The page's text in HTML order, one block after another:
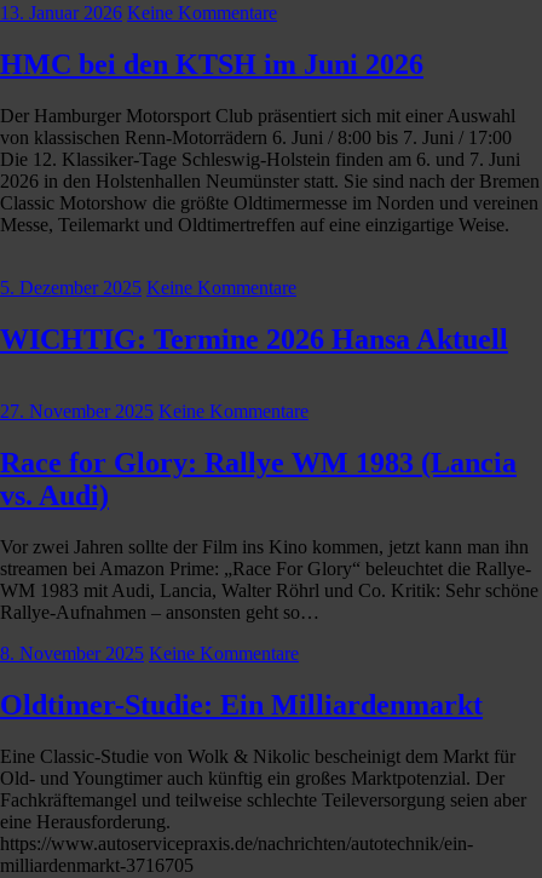
13. Januar 2026 Keine Kommentare
HMC bei den KTSH im Juni 2026
Der Hamburger Motorsport Club präsentiert sich mit einer Auswahl
von klassischen Renn-Motorrädern 6. Juni / 8:00 bis 7. Juni / 17:00
Die 12. Klassiker-Tage Schleswig-Holstein finden am 6. und 7. Juni
2026 in den Holstenhallen Neumünster statt. Sie sind nach der Bremen
Classic Motorshow die größte Oldtimermesse im Norden und vereinen
Messe, Teilemarkt und Oldtimertreffen auf eine einzigartige Weise.
5. Dezember 2025 Keine Kommentare
WICHTIG: Termine 2026 Hansa Aktuell
27. November 2025 Keine Kommentare
Race for Glory: Rallye WM 1983 (Lancia
vs. Audi)
Vor zwei Jahren sollte der Film ins Kino kommen, jetzt kann man ihn
streamen bei Amazon Prime: „Race For Glory“ beleuchtet die Rallye-
WM 1983 mit Audi, Lancia, Walter Röhrl und Co. Kritik: Sehr schöne
Rallye-Aufnahmen – ansonsten geht so…
8. November 2025 Keine Kommentare
Oldtimer-Studie: Ein Milliardenmarkt
Eine Classic-Studie von Wolk & Nikolic bescheinigt dem Markt für
Old- und Youngtimer auch künftig ein großes Marktpotenzial. Der
Fachkräftemangel und teilweise schlechte Teileversorgung seien aber
eine Herausforderung.
https://www.autoservicepraxis.de/nachrichten/autotechnik/ein-
milliardenmarkt-3716705